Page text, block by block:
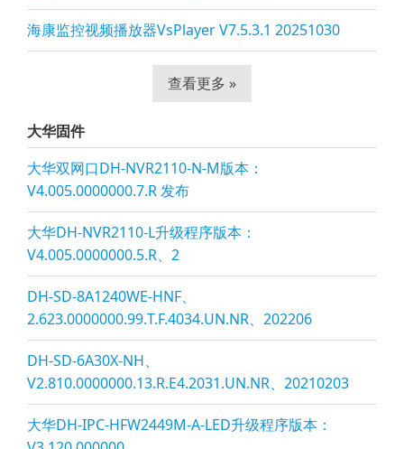
海康监控视频播放器VsPlayer V7.5.3.1 20251030
查看更多 »
大华固件
大华双网口DH-NVR2110-N-M版本：
V4.005.0000000.7.R 发布
大华DH-NVR2110-L升级程序版本：
V4.005.0000000.5.R、2
DH-SD-8A1240WE-HNF、
2.623.0000000.99.T.F.4034.UN.NR、202206
DH-SD-6A30X-NH、
V2.810.0000000.13.R.E4.2031.UN.NR、20210203
大华DH-IPC-HFW2449M-A-LED升级程序版本：